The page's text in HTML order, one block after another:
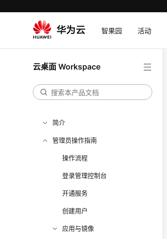
智果园 活动
云桌面 Workspace
最佳实践
API参考
常见问题
SDK参考
简介
管理员操作指南
操作流程
登录管理控制台
开通服务
创建用户
应用与镜像